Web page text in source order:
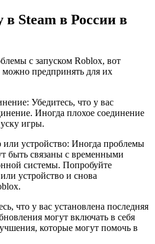
Steam в России в
с запуском Roblox, вот
можно предпринять для их
Убедитесь, что у вас
Иногда плохое соединение
игры.
или устройство: Иногда проблемы
быть связаны с временными
системы. Попробуйте
устройство и снова
что у вас установлена последняя
могут включать в себя
которые могут помочь в